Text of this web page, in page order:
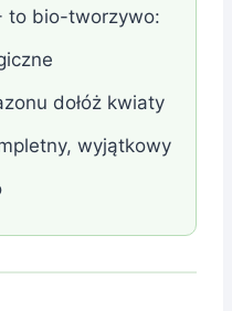
to bio-tworzywo:
dołóż kwiaty
wyjątkowy